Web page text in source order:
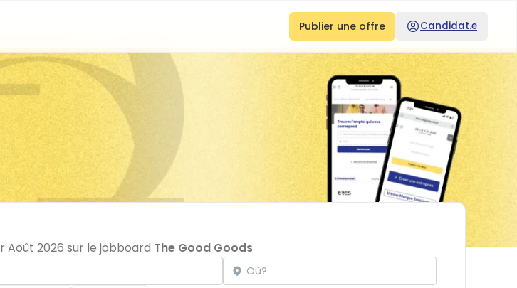
Publier une offre Candidat.e
Août 2026 sur le jobboard The Good Goods
Localisation